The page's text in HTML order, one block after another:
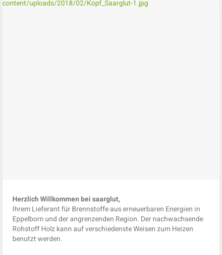
Herzlich Willkommen bei saarglut,
Ihrem Lieferant für Brennstoffe aus erneuerbaren Energien in
Eppelborn und der angrenzenden Region. Der nachwachsende
Rohstoff Holz kann auf verschiedenste Weisen zum Heizen
benutzt werden.